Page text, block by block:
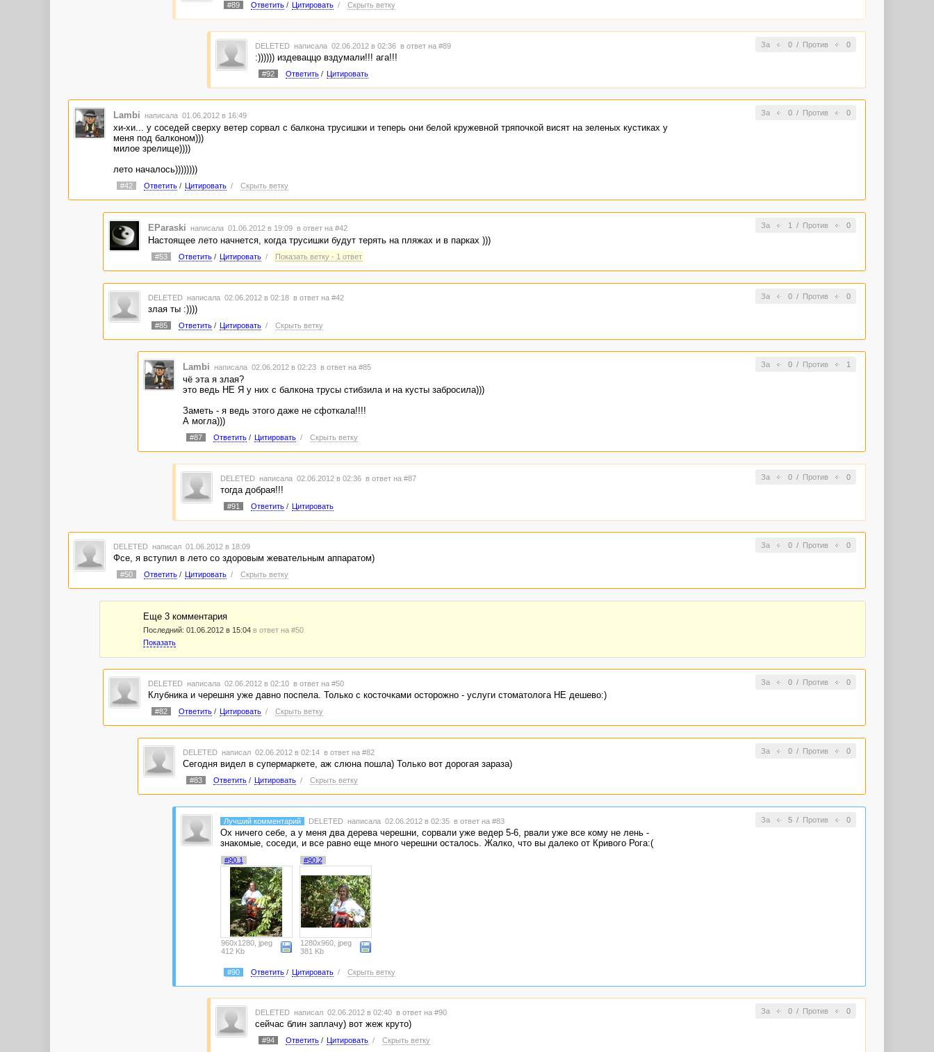
#89 Ответить/ Цитировать / Скрыть ветку
За 0/ Против 0
DELETED написала 02.06.2012 в 02:36 в ответ на #89
:)))))) издеваццо вздумали!!! ага!!!
#92 Ответить/ Цитировать
За 0/ Против 0
Lambi написала 01.06.2012 в 16:49
хи-хи... у соседей сверху ветер сорвал с балкона трусишки и теперь они белой кружевной тряпочкой висят на зеленых кустиках у
меня под балконом)))
милое зрелище))))
лето началось))))))))
#42 Ответить/ Цитировать / Скрыть ветку
За 1 / Против 0
EParaski написала 01.06.2012 в 19:09 в ответ на #42
Настоящее лето начнется, когда трусишки будут терять на пляжах и в парках )))
#53 Ответить/ Цитировать / Показать ветку - 1 ответ
За 0/ Против 0
DELETED написала 02.06.2012 в 02:18 в ответ на #42
злая ты :))))
#85 Ответить/ Цитировать / Скрыть ветку
За 0/ Против 1
Lambi написала 02.06.2012 в 02:23 в ответ на #85
чё эта я злая?
это ведь НЕ Я у них с балкона трусы стибзила и на кусты забросила)))
Заметь - я ведь этого даже не сфоткала!!!!
А могла)))
#87 Ответить/ Цитировать / Скрыть ветку
За 0/ Против 0
DELETED написала 02.06.2012 в 02:36 в ответ на #87
тогда добрая!!!
#91 Ответить/ Цитировать
За 0/ Против 0
DELETED написал 01.06.2012 в 18:09
Фсе, я вступил в лето со здоровым жевательным аппаратом)
#50 Ответить/ Цитировать / Скрыть ветку
Еще 3 комментария
Последний: 01.06.2012 в 15:04 в ответ на #50
Показать
За 0/ Против 0
DELETED написала 02.06.2012 в 02:10 в ответ на #50
Клубника и черешня уже давно поспела. Только с косточками осторожно - услуги стоматолога НЕ дешево:)
#82 Ответить/ Цитировать / Скрыть ветку
За 0/ Против 0
DELETED написал 02.06.2012 в 02:14 в ответ на #82
Сегодня видел в супермаркете, аж слюна пошла) Только вот дорогая зараза)
#83 Ответить/ Цитировать / Скрыть ветку
За 5/ Против 0
Лучший комментарий DELETED написала 02.06.2012 в 02:35 в ответ на #83
Ох ничего себе, а у меня два дерева черешни, сорвали уже ведер 5-6, рвали уже все кому не лень -
знакомые, соседи, и все равно еще много черешни осталось. Жалко, что вы далеко от Кривого Рога:(
#90.1
960x1280, jpeg
412 Kb
#90.2
1280x960, jpeg
381 Kb
#90 Ответить/ Цитировать / Скрыть ветку
За 0/ Против 0
DELETED написал 02.06.2012 в 02:40 в ответ на #90
сейчас блин заплачу) вот жеж круто)
#94 Ответить/ Цитировать / Скрыть ветку